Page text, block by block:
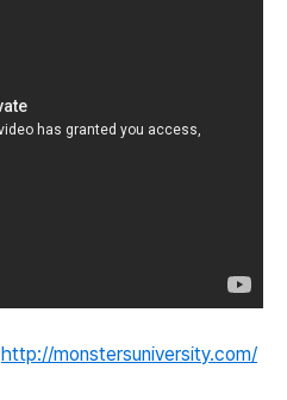
http://monstersuniversity.com/